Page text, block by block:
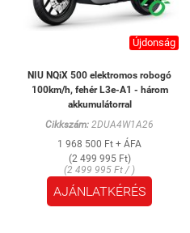
Újdonság
NIU NQiX 500 elektromos robogó
100km/h, fehér L3e-A1 - három
akkumulátorral
Cikkszám: 2DUA4W1A26
1 968 500 Ft + ÁFA
(2 499 995 Ft)
(2 499 995 Ft / )
AJÁNLATKÉRÉS